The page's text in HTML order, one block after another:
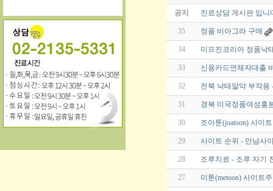
공지 진료상담 게시판 입니
35 정품 비아그라 구매
34 미프진코리아 정품낙
33 신용카드연체자대출
32 전북 낙태알약 부작용
31 경북 미국정품여성흥
30 조아툰(joatoon) 사이
29 사이트 순위 - 만남사
28 조루치료 - 조루 자기
27 미툰(metoon) 사이트